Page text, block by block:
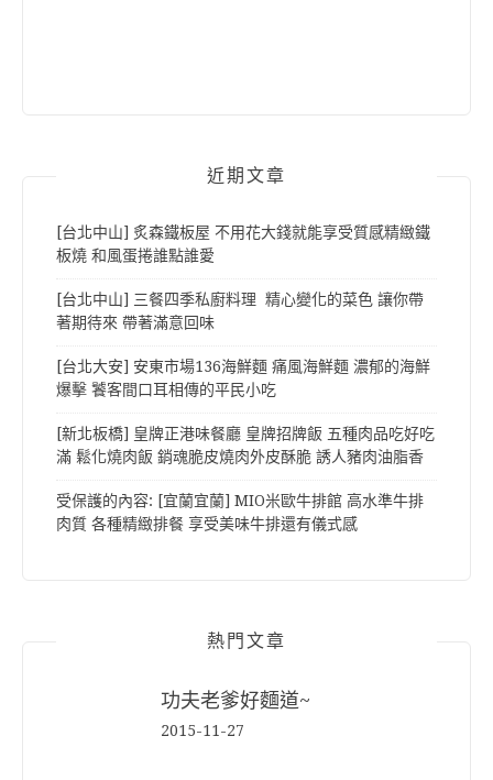
近期文章
[台北中山] 炙森鐵板屋 不用花大錢就能享受質感精緻鐵
板燒 和風蛋捲誰點誰愛
[台北中山] 三餐四季私廚料理 精心變化的菜色 讓你帶
著期待來 帶著滿意回味
[台北大安] 安東市場136海鮮麵 痛風海鮮麵 濃郁的海鮮
爆擊 饕客間口耳相傳的平民小吃
[新北板橋] 皇牌正港味餐廳 皇牌招牌飯 五種肉品吃好吃
滿 鬆化燒肉飯 銷魂脆皮燒肉外皮酥脆 誘人豬肉油脂香
受保護的內容: [宜蘭宜蘭] MIO米歐牛排館 高水準牛排
肉質 各種精緻排餐 享受美味牛排還有儀式感
熱門文章
功夫老爹好麵道~
2015-11-27